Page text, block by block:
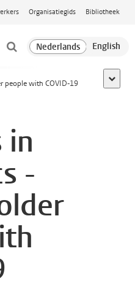
Organisatiegids Bibliotheek
people with COVID-19
toon
in
-